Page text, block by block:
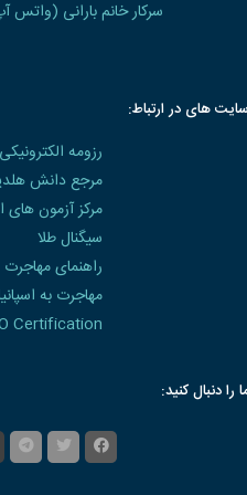
سرکار خانم بارانی (واتس آپ):
های در ارتباط:
رزومه
مرجع دانش
مرکز آزمون های
سیگنال طلا
راهنمای مهاجرت
مهاجرت به
Certification
را دنبال کنید: